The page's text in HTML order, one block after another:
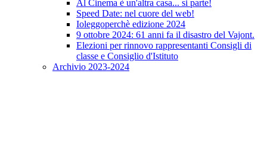
Al Cinema è un'altra casa... si parte!
Speed Date: nel cuore del web!
Ioleggoperchè edizione 2024
9 ottobre 2024: 61 anni fa il disastro del Vajont.
Elezioni per rinnovo rappresentanti Consigli di
classe e Consiglio d'Istituto
Archivio 2023-2024